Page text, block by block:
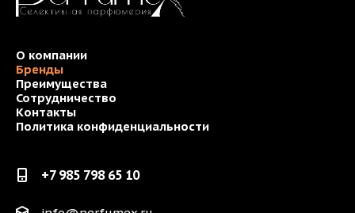
О компании
Бренды
Преимущества
Сотрудничество
Контакты
Политика конфиденциальности
+7 985 798 65 10